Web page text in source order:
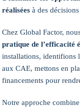
réalisées à des
Chez Global Factor,
pratique de l’efficacité
installations, identifions
aux CAE, mettons en
financements pour
Notre approche